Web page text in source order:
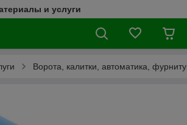
и услуги
Ворота, калитки, автоматика,